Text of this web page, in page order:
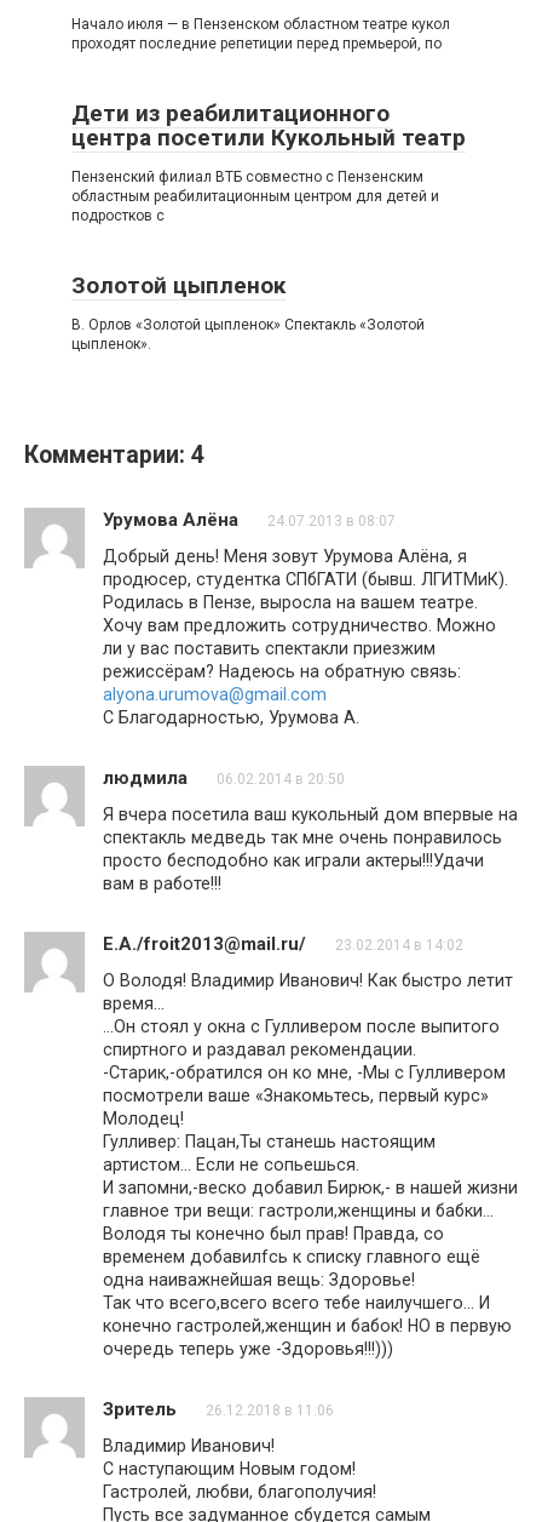
Начало июля — в Пензенском областном театре кукол
проходят последние репетиции перед премьерой, по
Дети из реабилитационного
центра посетили Кукольный театр
Пензенский филиал ВТБ совместно с Пензенским
областным реабилитационным центром для детей и
подростков с
Золотой цыпленок
В. Орлов «Золотой цыпленок» Спектакль «Золотой
цыпленок».
Комментарии: 4
Урумова Алёна 24.07.2013 в 08:07
Добрый день! Меня зовут Урумова Алёна, я
продюсер, студентка СПбГАТИ (бывш. ЛГИТМиК).
Родилась в Пензе, выросла на вашем театре.
Хочу вам предложить сотрудничество. Можно
ли у вас поставить спектакли приезжим
режиссёрам? Надеюсь на обратную связь:
alyona.urumova@gmail.com
С Благодарностью, Урумова А.
людмила 06.02.2014 в 20:50
Я вчера посетила ваш кукольный дом впервые на
спектакль медведь так мне очень понравилось
просто бесподобно как играли актеры!!!Удачи
вам в работе!!!
Е.А./froit2013@mail.ru/ 23.02.2014 в 14:02
О Володя! Владимир Иванович! Как быстро летит
время…
…Он стоял у окна с Гулливером после выпитого
спиртного и раздавал рекомендации.
-Старик,-обратился он ко мне, -Мы с Гулливером
посмотрели ваше «Знакомьтесь, первый курс»
Молодец!
Гулливер: Пацан,Ты станешь настоящим
артистом… Если не сопьешься.
И запомни,-веско добавил Бирюк,- в нашей жизни
главное три вещи: гастроли,женщины и бабки…
Володя ты конечно был прав! Правда, со
временем добавилfсь к списку главного ещё
одна наиважнейшая вещь: Здоровье!
Так что всего,всего всего тебе наилучшего… И
конечно гастролей,женщин и бабок! НО в первую
очередь теперь уже -Здоровья!!!)))
Зритель 26.12.2018 в 11:06
Владимир Иванович!
С наступающим Новым годом!
Гастролей, любви, благополучия!
Пусть все задуманное сбудется самым